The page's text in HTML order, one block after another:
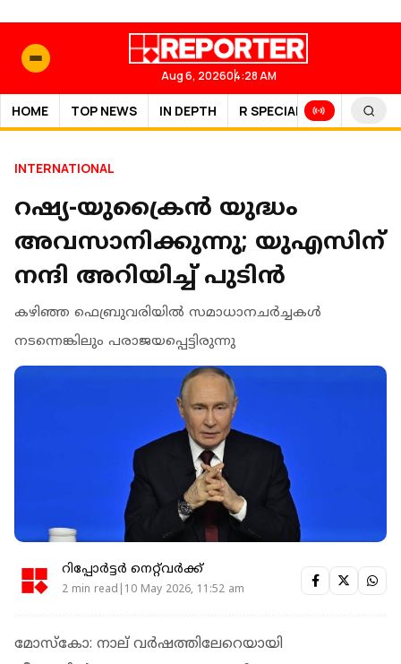
Aug 6, 202604:28 AM
HOME TOP NEWS IN DEPTH R SPECIAL SPORTS
INTERNATIONAL
റഷ്യ-യുക്രൈൻ യുദ്ധം
അവസാനിക്കുന്നു; യുഎസിന്
നന്ദി അറിയിച്ച് പുടിന്‍
കഴിഞ്ഞ ഫെബ്രുവരിയില്‍ സമാധാനചര്‍ച്ചകള്‍
നടന്നെങ്കിലും പരാജയപ്പെട്ടിരുന്നു
റിപ്പോർട്ടർ നെറ്റ്‌വര്‍ക്ക്‌
2 min read|10 May 2026, 11:52 am
മോസ്‌കോ: നാല് വര്‍ഷത്തിലേറെയായി